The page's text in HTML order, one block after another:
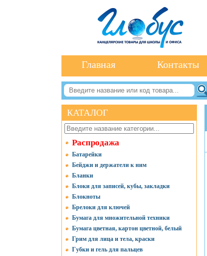
Главная Контакты
КАТАЛОГ
Распродажа
Батарейки
Бейджи и держатели к ним
Бланки
Блоки для записей, кубы, закладки
Блокноты
Брелоки для ключей
Бумага для множительной техники
Бумага цветная, картон цветной, белый
Грим для лица и тела, краски
Губки и гель для пальцев